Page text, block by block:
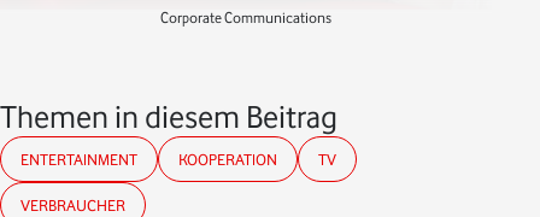
Corporate Communications
Themen in diesem Beitrag
ENTERTAINMENT KOOPERATION TV
VERBRAUCHER